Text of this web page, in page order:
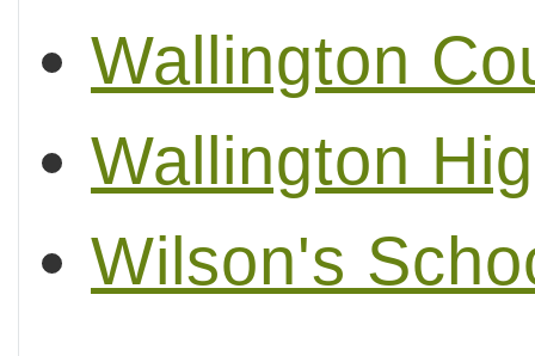
Wallington
Wallington
Wilson's